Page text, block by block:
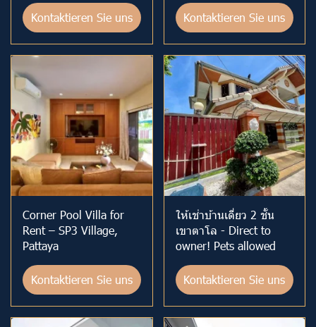
Kontaktieren Sie uns Kontaktieren Sie uns
Corner Pool Villa for
Rent – SP3 Village,
Pattaya
Kontaktieren Sie uns
ให้เช่าบ้านเดี่ยว 2 ชั้น
เขาตาโล - Direct to
owner! Pets allowed
Kontaktieren Sie uns